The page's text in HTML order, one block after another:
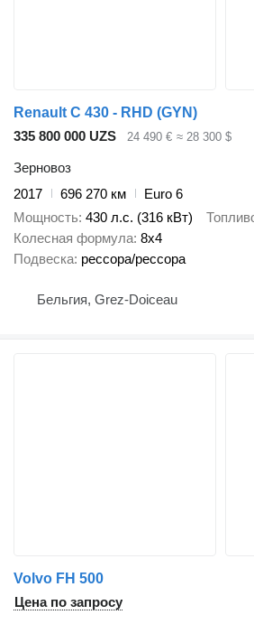
Renault C 430 - RHD (GYN)
335 800 000 UZS
24 490 € ≈ 28 300 $
Зерновоз
2017
696 270 км
Euro 6
Мощность 430 л.с. (316 кВт)
Колесная формула 8x4
Подвеска рессора/рессора
Бельгия, Grez-Doiceau
Volvo FH 500
Цена по запросу